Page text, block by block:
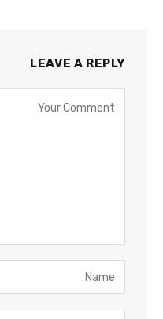
LEAVE A REPLY